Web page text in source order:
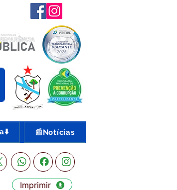
📰Notícias
Imprimir